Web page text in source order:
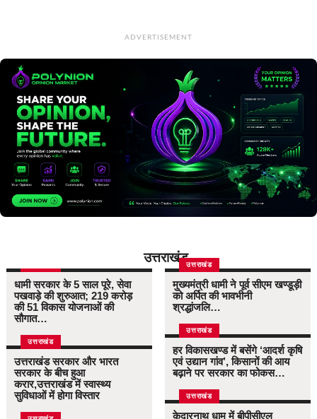
ADVERTISEMENT
उत्तराखंड
धामी सरकार के 5 साल पूरे, सेवा
पखवाड़े की शुरुआत; 219 करोड़
की 51 विकास योजनाओं की
सौगात…
उत्तराखंड
उत्तराखंड सरकार और भारत
सरकार के बीच हुआ
करार,उत्तराखंड में स्वास्थ्य
सुविधाओं में होगा विस्तार
उत्तराखंड
मुख्यमंत्री धामी ने पूर्व सीएम खण्डूड़ी
को अर्पित की भावभीनी
श्रद्धांजलि…
उत्तराखंड
हर विकासखण्ड में बसेंगे ‘आदर्श कृषि
एवं उद्यान गांव’, किसानों की आय
बढ़ाने पर सरकार का फोकस…
उत्तराखंड
केदारनाथ धाम में बीपीसीएल